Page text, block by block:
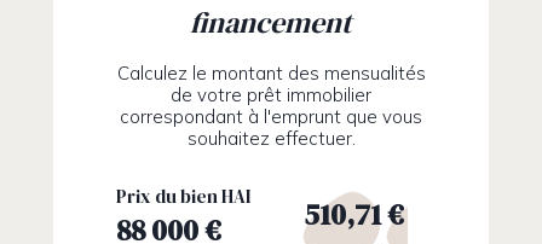
financement
Calculez le montant des mensualités
de votre prêt immobilier
correspondant à l'emprunt que vous
souhaitez effectuer.
Prix du bien HAI 510,71 €